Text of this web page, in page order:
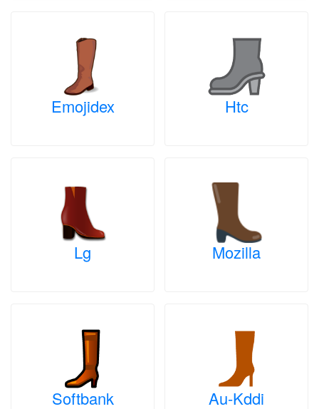
Emojidex Htc
Lg Mozilla
Softbank Au-Kddi